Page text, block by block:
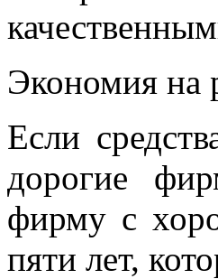
Экономия на
Если
дорогие
фирму с
пяти лет,